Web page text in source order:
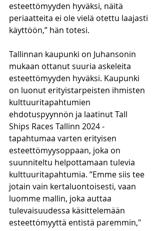
esteettömyyden hyväksi, näitä
periaatteita ei ole vielä otettu laajasti
käyttöön,” hän totesi.
Tallinnan kaupunki on Juhansonin
mukaan ottanut suuria askeleita
esteettömyyden hyväksi. Kaupunki
on luonut erityistarpeisten ihmisten
kulttuuritapahtumien
ehdotuspyynnön ja laatinut Tall
Ships Races Tallinn 2024 -
tapahtumaa varten erityisen
esteettömyysoppaan, joka on
suunniteltu helpottamaan tulevia
kulttuuritapahtumia. ”Emme siis tee
jotain vain kertaluontoisesti, vaan
luomme mallin, joka auttaa
tulevaisuudessa käsittelemään
esteettömyyttä entistä paremmin,"